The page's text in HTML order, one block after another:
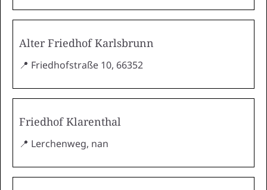
Alter Friedhof Karlsbrunn
📍 Friedhofstraße 10, 66352
Friedhof Klarenthal
📍 Lerchenweg, nan